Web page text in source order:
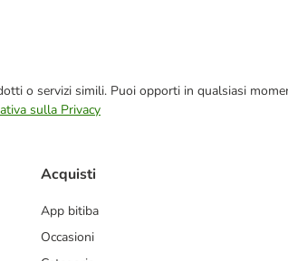
o servizi simili. Puoi opporti in qualsiasi
sulla Privacy
Acquisti
App bitiba
Occasioni